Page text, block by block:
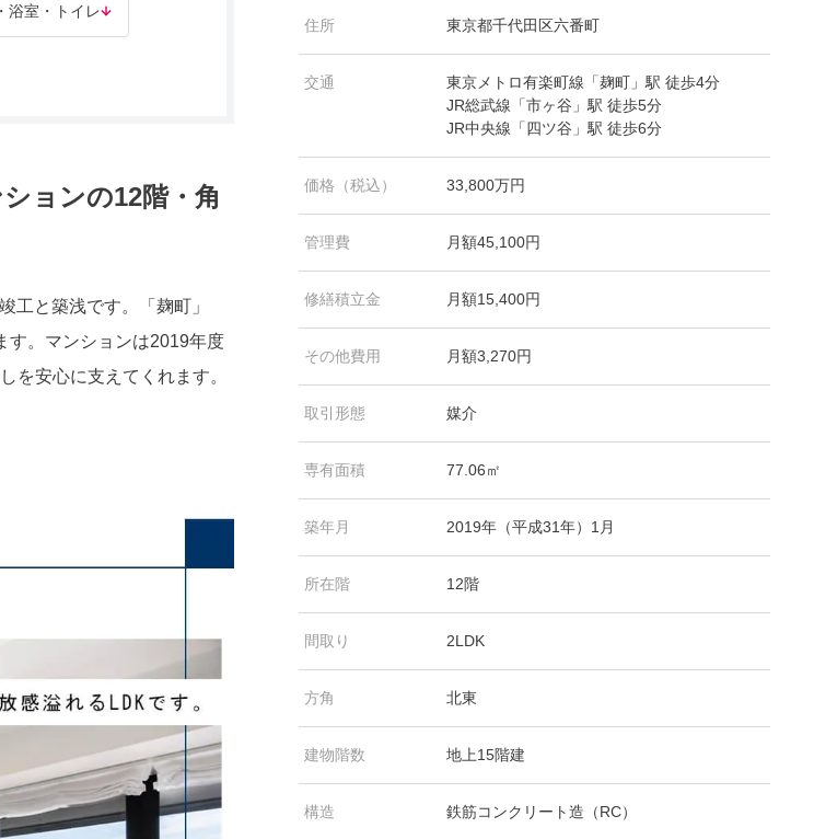
浴室・トイレ
ョンの12階・角
工と築浅です。「麹町」
す。マンションは2019年度
を安心に支えてくれます。
住所 東京都千代田区六番町
交通
東京メトロ有楽町線「麹町」駅 徒歩4分
JR総武線「市ヶ谷」駅 徒歩5分
JR中央線「四ツ谷」駅 徒歩6分
価格（税込） 33,800万円
管理費 月額45,100円
修繕積立金 月額15,400円
その他費用 月額3,270円
取引形態 媒介
専有面積 77.06㎡
築年月 2019年（平成31年）1月
所在階 12階
間取り 2LDK
方角 北東
建物階数 地上15階建
構造 鉄筋コンクリート造（RC）